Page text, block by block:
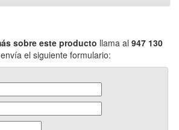
sobre este producto llama al 947 130
el siguiente formulario: